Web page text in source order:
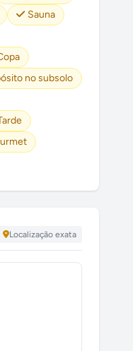
Sauna
no subsolo
Localização exata